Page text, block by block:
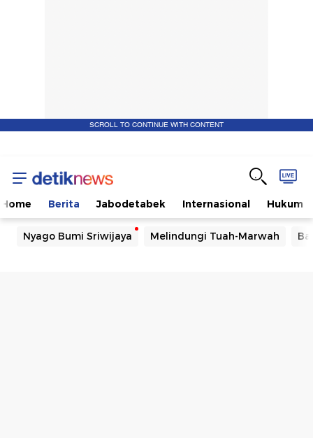
SCROLL TO CONTINUE WITH CONTENT
Home Berita Jabodetabek Internasional Hukum
Nyago Bumi Sriwijaya Melindungi Tuah-Marwah